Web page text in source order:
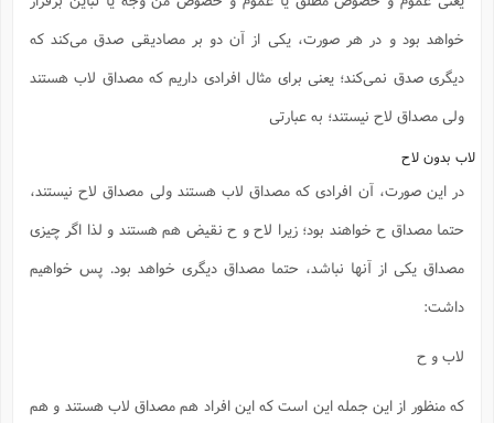
خواهد بود و در هر صورت، یکی از آن دو بر مصادیقی صدق می‌کند که
دیگری صدق نمی‌کند؛ یعنی برای مثال افرادی داریم که مصداق لاب هستند
ولی مصداق لاح نیستند؛ به عبارتی
لاب بدون لاح
در این صورت، آن افرادی که مصداق لاب هستند ولی مصداق لاح نیستند،
حتما مصداق ح خواهند بود؛ زیرا لاح و ح نقیض هم هستند و لذا اگر چیزی
مصداق یکی از آنها نباشد، حتما مصداق دیگری خواهد بود. پس خواهیم
داشت:
لاب و ح
که منظور از این جمله این است که این افراد هم مصداق لاب هستند و هم